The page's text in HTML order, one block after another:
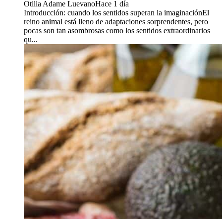
Otilia Adame LuevanoHace 1 día
Introducción: cuando los sentidos superan la imaginaciónEl
reino animal está lleno de adaptaciones sorprendentes, pero
pocas son tan asombrosas como los sentidos extraordinarios
qu...